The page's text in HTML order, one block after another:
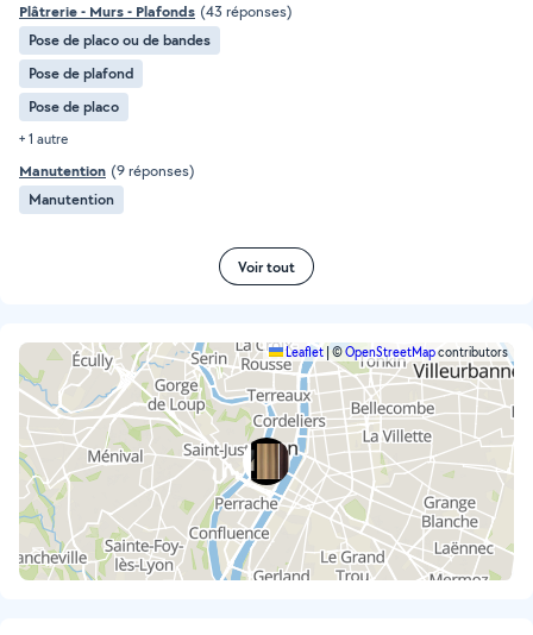
Plâtrerie - Murs - Plafonds (43 réponses)
Pose de placo ou de bandes
Pose de plafond
Pose de placo
+ 1 autre
Manutention (9 réponses)
Manutention
Voir tout
Leaflet ©OpenStreetMapcontributors